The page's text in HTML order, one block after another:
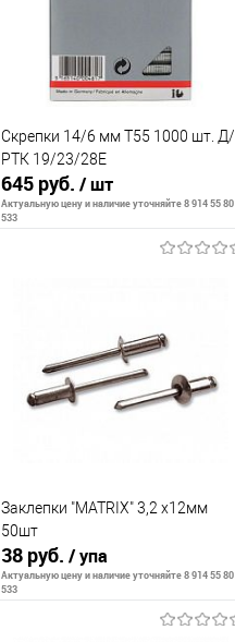
Скрепки 14/6 мм Т55 1000 шт. Д/
РТК 19/23/28Е
645 руб. / шт
Актуальную цену и наличие уточняйте 8 914 55 80
533
К сравнению
В избранное
В наличии
Заклепки "MATRIX" 3,2 х12мм
50шт
38 руб. / упа
Актуальную цену и наличие уточняйте 8 914 55 80
533